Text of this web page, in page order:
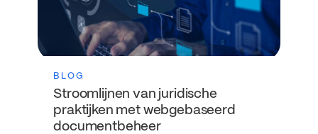
BLOG
Stroomlijnen van juridische
praktijken met webgebaseerd
documentbeheer